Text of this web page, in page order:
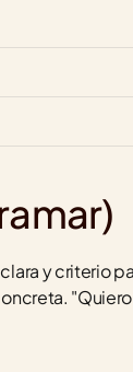
y criterio
"Quiero